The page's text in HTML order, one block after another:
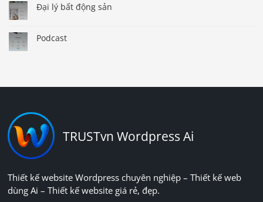
Đại lý bất động sản
Podcast
TRUSTvn Wordpress Ai
Thiết kế website Wordpress chuyên nghiệp – Thiết kế web
dùng Ai – Thiết kế website giá rẻ, đẹp.